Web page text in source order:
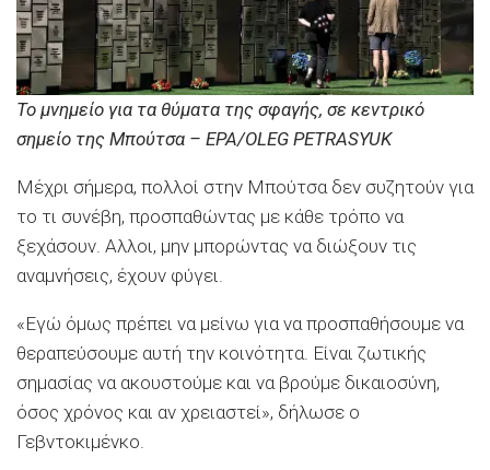
Το μνημείο για τα θύματα της σφαγής, σε κεντρικό
σημείο της Μπούτσα – EPA/OLEG PETRASYUK
Μέχρι σήμερα, πολλοί στην Μπούτσα δεν συζητούν για
το τι συνέβη, προσπαθώντας με κάθε τρόπο να
ξεχάσουν. Αλλοι, μην μπορώντας να διώξουν τις
αναμνήσεις, έχουν φύγει.
«Εγώ όμως πρέπει να μείνω για να προσπαθήσουμε να
θεραπεύσουμε αυτή την κοινότητα. Είναι ζωτικής
σημασίας να ακουστούμε και να βρούμε δικαιοσύνη,
όσος χρόνος και αν χρειαστεί», δήλωσε ο
Γεβντοκιμένκο.